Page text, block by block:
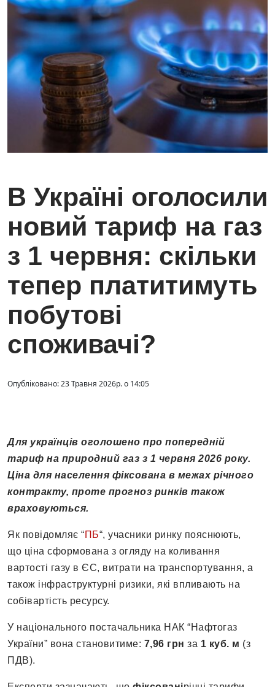
В Україні оголосили
новий тариф на газ
з 1 червня: скільки
тепер платитимуть
побутові
споживачі?
Опубліковано: 23 Травня 2026р. о 14:05
Для українців оголошено про попередній
тариф на природний газ з 1 червня 2026 року.
Ціна для населення фіксована в межах річного
контракту, проте прогноз ринків також
враховуються.
Як повідомляє “ПБ“, учасники ринку пояснюють,
що ціна сформована з огляду на коливання
вартості газу в ЄС, витрати на транспортування, а
також інфраструктурні ризики, які впливають на
собівартість ресурсу.
У національного постачальника НАК “Нафтогаз
України” вона становитиме: 7,96 грн за 1 куб. м (з
ПДВ).